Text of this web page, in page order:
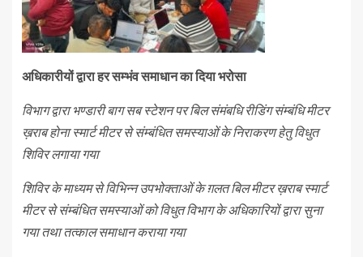
अधिकारीयों द्वारा हर सम्भंव समाधान का दिया भरोसा
विभाग द्वारा भण्डारी बाग सब स्टेशन पर बिल संमंबधि रीडिंग संम्बंधि मीटर
ख़राब होना स्मार्ट मीटर से संम्बंधित समस्याओं के निराकरण हेतु विधुत
शिविर लगाया गया
शिविर के माध्यम से विभिन्न उपभोक्ताओं के ग़लत बिल मीटर ख़राब स्मार्ट
मीटर से संम्बंधित समस्याओं को विधुत विभाग के अधिकारियों द्वारा सुना
गया तथा तत्काल समाधान कराया गया